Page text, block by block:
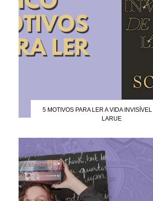
5 MOTIVOS PARA LER A VIDA
LARUE